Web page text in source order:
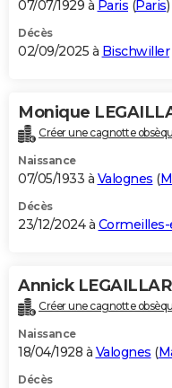
S'inscrire
Se connecter
Lycées
Collèges
Primaires
Universités
Entreprises
Service militaire
Avis de recherche
AVIS DE DÉCÈS
Bricolage
Lifestyle
Culture
Sport
Auto
Television
Voyage
Cinema
07/07/1929 à Paris (Paris)
Décès
02/09/2025 à Bischwiller
Monique
Créer une cagnotte
Naissance
07/05/1933 à Valognes (
Décès
23/12/2024 à
Annick
Créer une cagnotte
Naissance
18/04/1928 à Valognes (
Décès